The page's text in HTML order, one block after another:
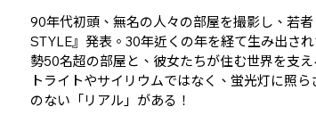
90年代初頭、無名の人々の部屋を撮影し、若
STYLE』発表。30年近くの年を経て生み出さ
勢50名超の部屋と、彼女たちが住む世界を支
トライトやサイリウムではなく、蛍光灯に照
のない「リアル」がある！